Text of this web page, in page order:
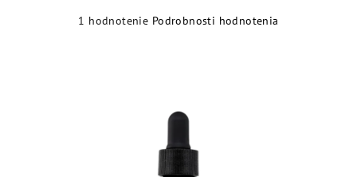
1 hodnotenie Podrobnosti hodnotenia